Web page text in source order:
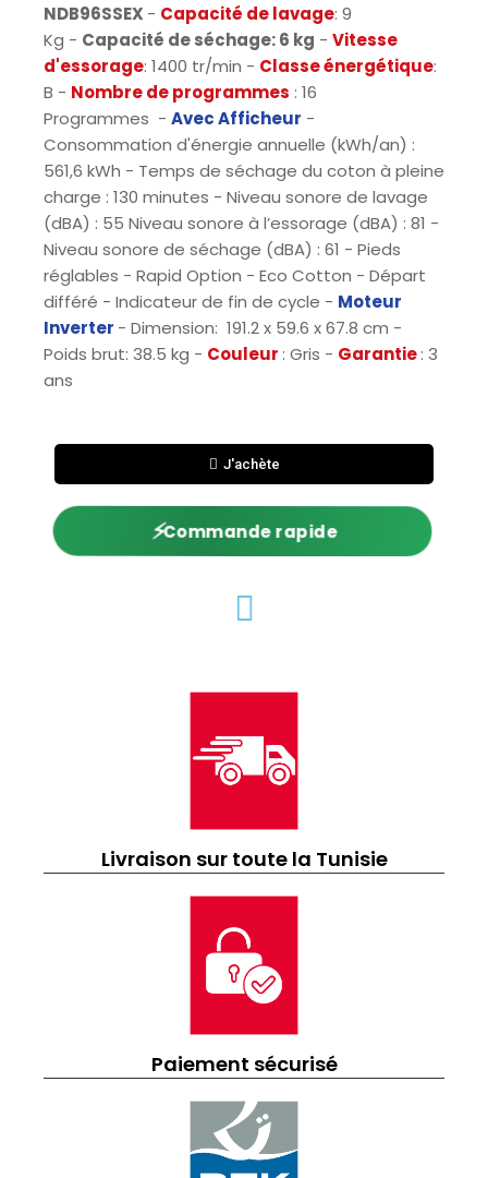
NDB96SSEX - Capacité de lavage: 9
Kg - Capacité de séchage: 6 kg - Vitesse
d'essorage: 1400 tr/min - Classe énergétique:
B - Nombre de programmes : 16
Programmes - Avec Afficheur -
Consommation d'énergie annuelle (kWh/an) :
561,6 kWh - Temps de séchage du coton à pleine
charge : 130 minutes - Niveau sonore de lavage
(dBA) : 55 Niveau sonore à l’essorage (dBA) : 81 -
Niveau sonore de séchage (dBA) : 61 - Pieds
réglables - Rapid Option - Eco Cotton - Départ
différé - Indicateur de fin de cycle - Moteur
Inverter - Dimension: 191.2 x 59.6 x 67.8 cm -
Poids brut: 38.5 kg - Couleur : Gris - Garantie: 3
ans
J'achète
⚡Commande rapide
Livraison sur toute la Tunisie
Paiement sécurisé